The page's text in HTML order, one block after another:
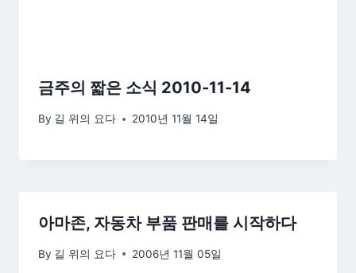
금주의 짧은 소식 2010-11-14
By 길 위의 요다 2010년 11월 14일
아마존, 자동차 부품 판매를 시작하다
By 길 위의 요다 2006년 11월 05일